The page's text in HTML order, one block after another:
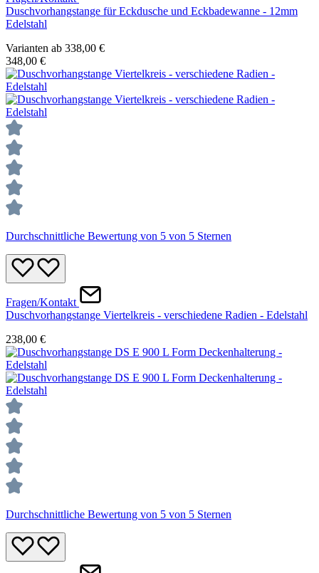
Duschvorhangstange für Eckdusche und Eckbadewanne - 12mm
Edelstahl
Varianten ab 338,00 €
348,00 €
Durchschnittliche Bewertung von 5 von 5 Sternen
Fragen/Kontakt
Duschvorhangstange Viertelkreis - verschiedene Radien - Edelstahl
238,00 €
Durchschnittliche Bewertung von 5 von 5 Sternen